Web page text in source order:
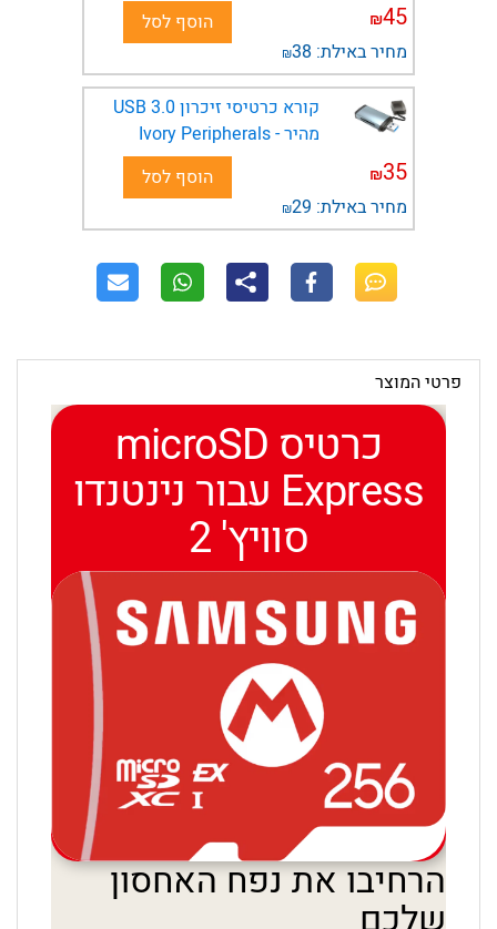
45
₪
מחיר באילת: 38
₪
הוסף לסל
קורא כרטיסי זיכרון USB 3.0
מהיר - Ivory Peripherals
35
₪
מחיר באילת: 29
₪
הוסף לסל
פרטי המוצר
כרטיס microSD
Express עבור נינטנדו
סוויץ' 2
הרחיבו את נפח האחסון